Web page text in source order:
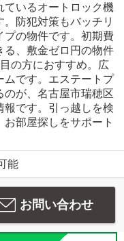
ているオートロック機
防犯対策もバッチリ
プの物件です。初期費
る、敷金ゼロ円の物件
の方におすすめ。広
ムです。エステートプ
のが、名古屋市瑞穂区
報です。引っ越しを検
部屋探しをサポート
能
お問い合わせ